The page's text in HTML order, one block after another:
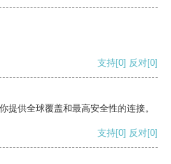
支持[0] 反对[0]
提供全球覆盖和最高安全性的连接。
支持[0] 反对[0]